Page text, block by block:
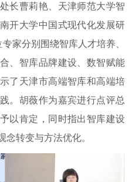
长曹莉艳、天津师范大学智
开大学中国式现代化发展研
家分别围绕智库人才培养、
、智库品牌建设、数智赋能
了天津市高端智库和高端培
。胡薇作为嘉宾进行点评总
以肯定，同时指出智库建设
念转变与方法优化。